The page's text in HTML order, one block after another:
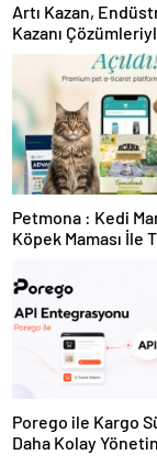
Artı Kazan,
Kazanı
Tesislerine Verimli
Sunuyor
Petmona : Kedi
Köpek Maması İle
Porego ile Kargo
Daha Kolay Yönetin